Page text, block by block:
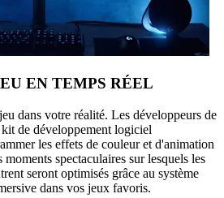
EN TEMPS RÉEL
dans votre réalité. Les développeurs de
de développement logiciel
les effets de couleur et d'animation
spectaculaires sur lesquels les
seront optimisés grâce au système
dans vos jeux favoris.